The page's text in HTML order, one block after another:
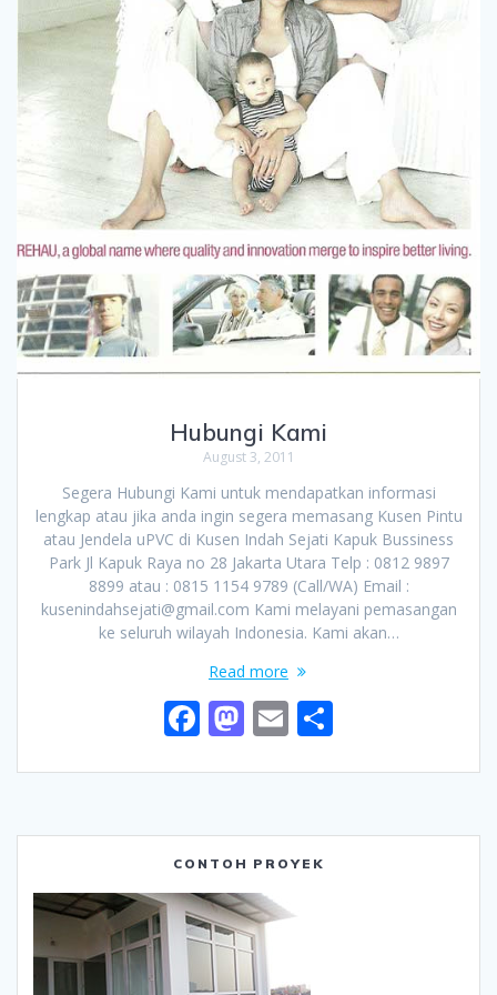
Hubungi Kami
August 3, 2011
Segera Hubungi Kami untuk mendapatkan informasi
lengkap atau jika anda ingin segera memasang Kusen Pintu
atau Jendela uPVC di Kusen Indah Sejati Kapuk Bussiness
Park Jl Kapuk Raya no 28 Jakarta Utara Telp : 0812 9897
8899 atau : 0815 1154 9789 (Call/WA) Email :
kusenindahsejati@gmail.com Kami melayani pemasangan
ke seluruh wilayah Indonesia. Kami akan…
Read more
F
e
b
o
o
k
M
to
d
o
n
E
ai
l
ar
e
CONTOH PROYEK